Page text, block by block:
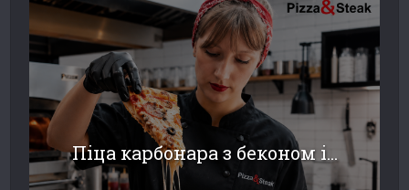
Піца карбонара з беконом і...